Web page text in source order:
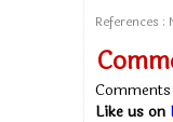
References :
Like us on